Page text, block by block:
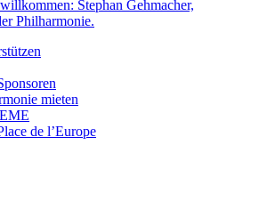
Stephan Gehmacher,
Philharmonie.
mieten
de l’Europe